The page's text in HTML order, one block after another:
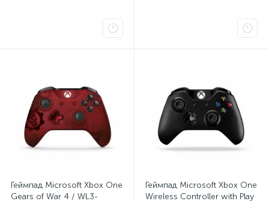
Геймпад Microsoft Xbox One
Gears of War 4 / WL3-
Геймпад Microsoft Xbox One
Wireless Controller with Play